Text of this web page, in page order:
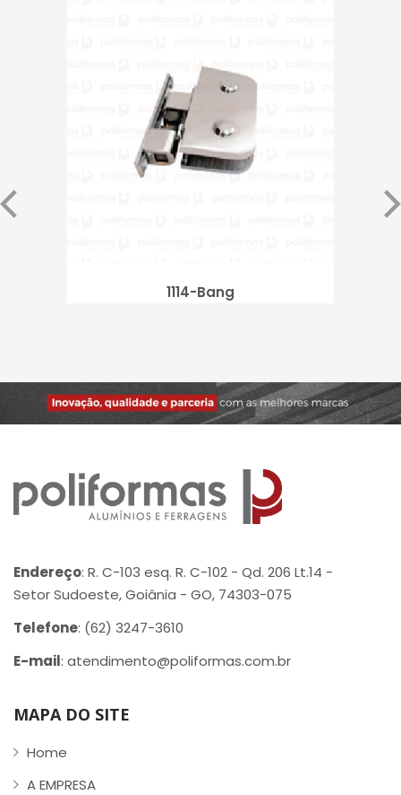
1114-Bang
Endereço: R. C-103 esq. R. C-102 - Qd. 206 Lt.14 -
Setor Sudoeste, Goiânia - GO, 74303-075
Telefone: (62) 3247-3610
E-mail: atendimento@poliformas.com.br
MAPA DO SITE
Home
A EMPRESA